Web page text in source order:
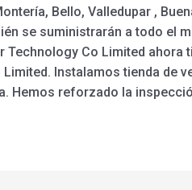
Bello, Valledupar ,
se suministrarán a todo el
Technology Co Limited
Instalamos tienda de
Hemos reforzado la